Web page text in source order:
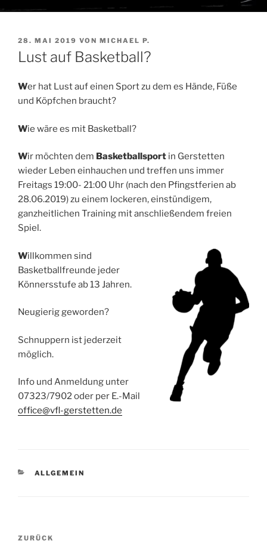
VERÖFFENTLICHT
AM
28. MAI 2019 VON MICHAEL P.
Lust auf Basketball?
Wer hat Lust auf einen Sport zu dem es Hände, Füße
und Köpfchen braucht?
Wie wäre es mit Basketball?
Wir möchten dem Basketballsport in Gerstetten
wieder Leben einhauchen und treffen uns immer
Freitags 19:00- 21:00 Uhr (nach den Pfingstferien ab
28.06.2019) zu einem lockeren, einstündigem,
ganzheitlichen Training mit anschließendem freien
Spiel.
Willkommen sind
Basketballfreunde jeder
Könnersstufe ab 13 Jahren.
Neugierig geworden?
Schnuppern ist jederzeit
möglich.
Info und Anmeldung unter
07323/7902 oder per E.-Mail
office@vfl-gerstetten.de
KATEGORIEN
ALLGEMEIN
Beitragsnavigation
Vorheriger
ZURÜCK